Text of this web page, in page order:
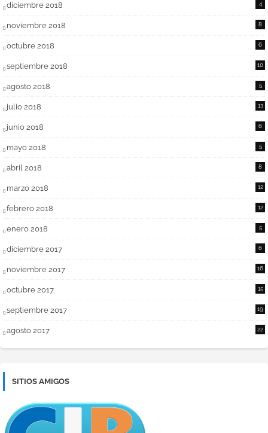
diciembre 2018 4
noviembre 2018 8
octubre 2018 6
septiembre 2018 10
agosto 2018 5
julio 2018 13
junio 2018 6
mayo 2018 5
abril 2018 8
marzo 2018 12
febrero 2018 12
enero 2018 5
diciembre 2017 6
noviembre 2017 16
octubre 2017 15
septiembre 2017 19
agosto 2017 22
SITIOS AMIGOS